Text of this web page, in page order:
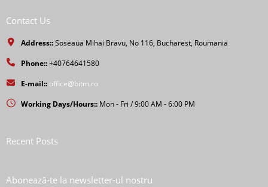
Contact Us
Address::Soseaua Mihai Bravu, No 116, Bucharest, Roumania
Phone::+40764641580
E-mail:: office@bitm.ro
Working Days/Hours:: Mon - Fri / 9:00 AM - 6:00 PM
Recent Posts
Abonează-te la newsletter-ul nostru